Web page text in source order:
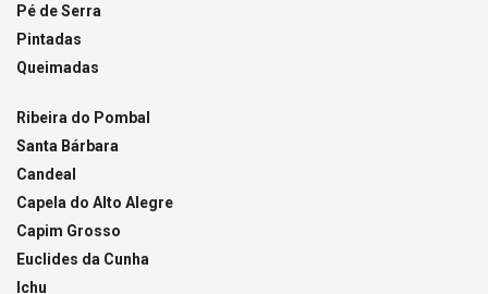
Pé de Serra
Pintadas
Queimadas
Ribeira do Pombal
Santa Bárbara
Candeal
Capela do Alto Alegre
Capim Grosso
Euclides da Cunha
Ichu